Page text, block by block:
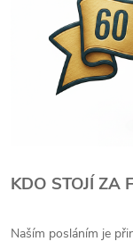
KDO STOJÍ ZA
Naším posláním je